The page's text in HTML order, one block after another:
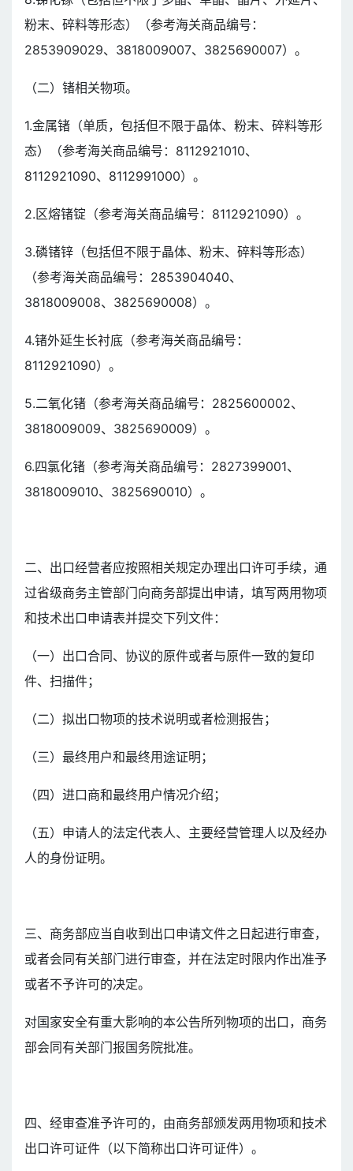
粉末、碎料等形态）（参考海关商品编号：
2853909029、3818009007、3825690007）。
（二）锗相关物项。
1.金属锗（单质，包括但不限于晶体、粉末、碎料等形
态）（参考海关商品编号：8112921010、
8112921090、8112991000）。
2.区熔锗锭（参考海关商品编号：8112921090）。
3.磷锗锌（包括但不限于晶体、粉末、碎料等形态）
（参考海关商品编号：2853904040、
3818009008、3825690008）。
4.锗外延生长衬底（参考海关商品编号：
8112921090）。
5.二氧化锗（参考海关商品编号：2825600002、
3818009009、3825690009）。
6.四氯化锗（参考海关商品编号：2827399001、
3818009010、3825690010）。
二、出口经营者应按照相关规定办理出口许可手续，通
过省级商务主管部门向商务部提出申请，填写两用物项
和技术出口申请表并提交下列文件：
（一）出口合同、协议的原件或者与原件一致的复印
件、扫描件；
（二）拟出口物项的技术说明或者检测报告；
（三）最终用户和最终用途证明；
（四）进口商和最终用户情况介绍；
（五）申请人的法定代表人、主要经营管理人以及经办
人的身份证明。
三、商务部应当自收到出口申请文件之日起进行审查，
或者会同有关部门进行审查，并在法定时限内作出准予
或者不予许可的决定。
对国家安全有重大影响的本公告所列物项的出口，商务
部会同有关部门报国务院批准。
四、经审查准予许可的，由商务部颁发两用物项和技术
出口许可证件（以下简称出口许可证件）。